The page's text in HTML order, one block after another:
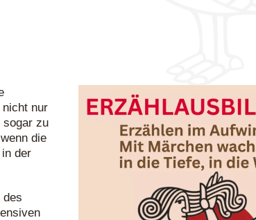
nur
sogar zu
die
der
des